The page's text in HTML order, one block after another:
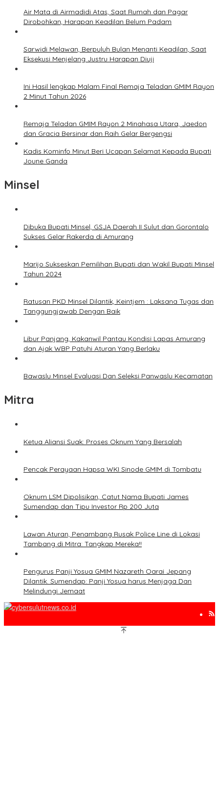
Air Mata di Airmadidi Atas, Saat Rumah dan Pagar
Dirobohkan, Harapan Keadilan Belum Padam
Sarwidi Melawan, Berpuluh Bulan Menanti Keadilan, Saat
Eksekusi Menjelang Justru Harapan Diuji
Ini Hasil lengkap Malam Final Remaja Teladan GMIM Rayon
2 Minut Tahun 2026
Remaja Teladan GMIM Rayon 2 Minahasa Utara, Jaedon
dan Gracia Bersinar dan Raih Gelar Bergengsi
Kadis Kominfo Minut Beri Ucapan Selamat Kepada Bupati
Joune Ganda
Minsel
Dibuka Bupati Minsel, GSJA Daerah II Sulut dan Gorontalo
Sukses Gelar Rakerda di Amurang
Marijo Sukseskan Pemilihan Bupati dan Wakil Bupati Minsel
Tahun 2024
Ratusan PKD Minsel Dilantik, Keintjem : Laksana Tugas dan
Tanggungjawab Dengan Baik
Libur Panjang, Kakanwil Pantau Kondisi Lapas Amurang
dan Ajak WBP Patuhi Aturan Yang Berlaku
Bawaslu Minsel Evaluasi Dan Seleksi Panwaslu Kecamatan
Mitra
Ketua Aliansi Suak: Proses Oknum Yang Bersalah
Pencak Perayaan Hapsa WKI Sinode GMIM di Tombatu
Oknum LSM Dipolisikan, Catut Nama Bupati James
Sumendap dan Tipu Investor Rp 200 Juta
Lawan Aturan, Penambang Rusak Police Line di Lokasi
Tambang di Mitra: Tangkap Mereka!!
Pengurus Panji Yosua GMIM Nazareth Oarai Jepang
Dilantik. Sumendap: Panji Yosua harus Menjaga Dan
Melindungi Jemaat